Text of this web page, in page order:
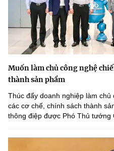
Muốn làm chủ công nghệ
thành sản phẩm
Thúc đẩy doanh nghiệp làm
các cơ chế, chính sách thành
thông điệp được Phó Thủ tướng